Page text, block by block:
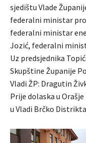
sjedištu Vlade
federalni ministar
federalni ministar
Jozić, federalni
Uz predsjednika
Skupštine Županije
Vladi ŽP: Dragutin
Prije dolaska u
u Vladi Brčko